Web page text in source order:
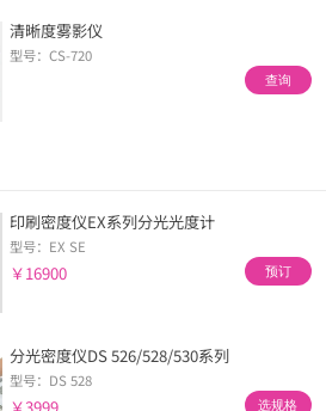
清晰度雾影仪
型号：CS-720
查询
印刷密度仪EX系列分光光度计
型号：EX SE
￥16900 预订
分光密度仪DS 526/528/530系列
型号：DS 528
选规格